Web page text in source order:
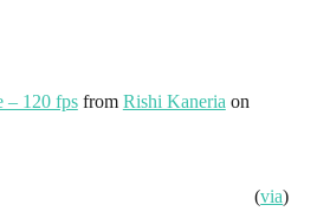
– 120 fpsfrom Rishi Kaneria on
(via)